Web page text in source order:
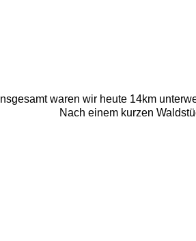
Insgesamt waren wir heute 14km
Nach einem kurzen